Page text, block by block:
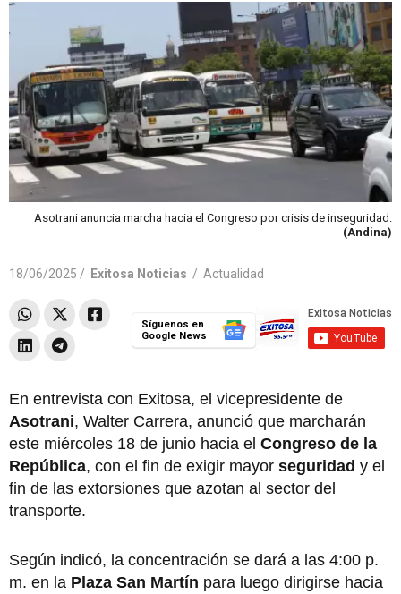
Asotrani anuncia marcha hacia el Congreso por crisis de inseguridad.
(Andina)
18/06/2025 / Exitosa Noticias / Actualidad
Síguenos en
Google News
En entrevista con Exitosa, el vicepresidente de
Asotrani, Walter Carrera, anunció que marcharán
este miércoles 18 de junio hacia el Congreso de la
República, con el fin de exigir mayor seguridad y el
fin de las extorsiones que azotan al sector del
transporte.
Según indicó, la concentración se dará a las 4:00 p.
m. en la Plaza San Martín para luego dirigirse hacia